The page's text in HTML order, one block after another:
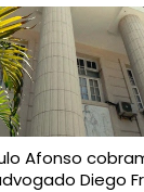
Afonso
Diego